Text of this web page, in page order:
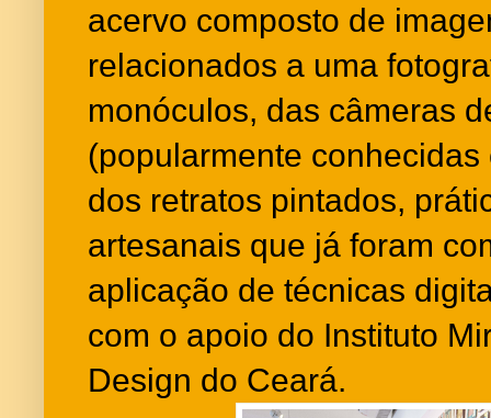
acervo composto de
relacionados a uma
monóculos, das câmeras
(popularmente
dos retratos pintados,
artesanais que já foram
aplicação de técnicas
com o apoio do Instituto
Design do Ceará.